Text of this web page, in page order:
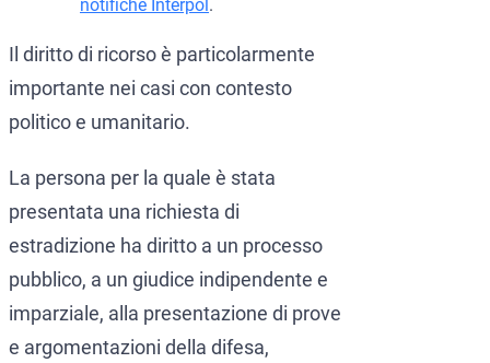
notifiche Interpol .
Il diritto di ricorso è particolarmente
importante nei casi con contesto
politico e umanitario.
La persona per la quale è stata
presentata una richiesta di
estradizione ha diritto a un processo
pubblico, a un giudice indipendente e
imparziale, alla presentazione di prove
e argomentazioni della difesa,